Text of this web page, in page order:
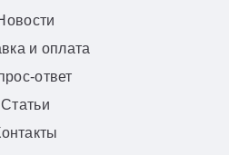
и оплата
ответ
Статьи